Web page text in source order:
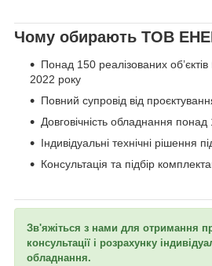
Чому обирають ТОВ
Понад 150 реалізованих
2022 року
Повний супровід від
Довговічність обладнання понад
Індивідуальні технічні рішення
Консультація та підбір
Зв'яжіться з нами для отримання
консультації і розрахунку
обладнання.